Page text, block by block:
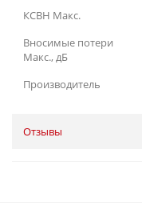
КСВН Макс.
Вносимые потери
Макс., дБ
Производитель
Отзывы